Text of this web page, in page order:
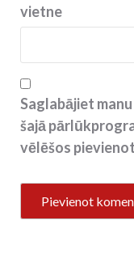
vietne
Saglabājiet
šajā
vēlēšos